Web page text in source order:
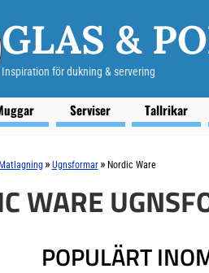
GLAS &
Inspiration för dukning & servering
Serviser Tallrikar
Matlagning » Ugnsformar » Nordic Ware
WARE
POPULÄRT